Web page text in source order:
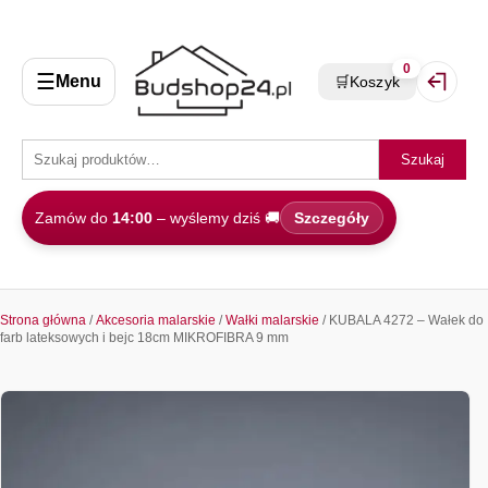
☰ Menu
Szukaj
Zamów do 14:00 – wyślemy dziś 🚚 Szczegóły
🛒Koszyk
0
Strona główna /Akcesoria malarskie /Wałki malarskie / KUBALA 4272 – Wałek do
farb lateksowych i bejc 18cm MIKROFIBRA 9 mm